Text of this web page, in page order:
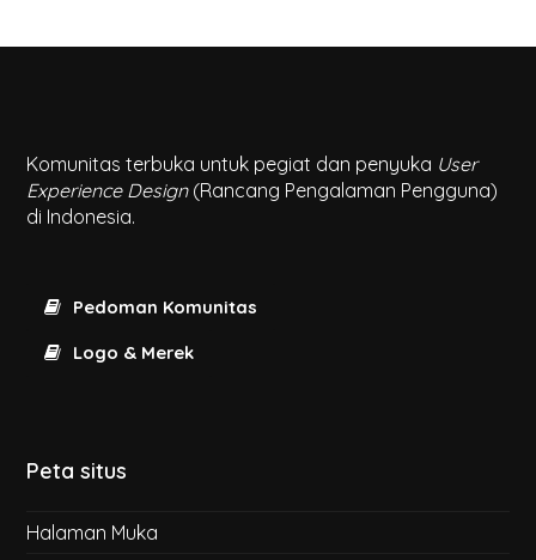
Komunitas terbuka untuk pegiat dan penyuka User
Experience Design(Rancang Pengalaman Pengguna)
di Indonesia.
Pedoman Komunitas
Logo & Merek
Peta situs
Halaman Muka